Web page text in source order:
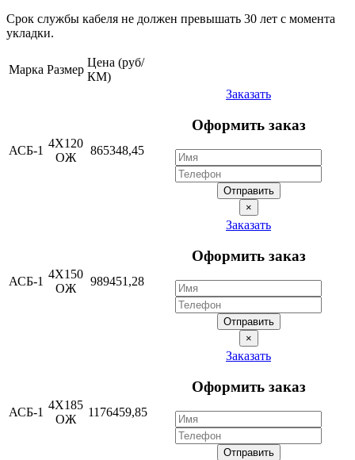
Срок службы кабеля не должен превышать 30 лет с момента
укладки.
Марка Размер
Цена (руб/
КМ)
АСБ-1
4Х120
ОЖ
865348,45
Заказать
Оформить заказ
Отправить
×
АСБ-1
4Х150
ОЖ
989451,28
Заказать
Оформить заказ
Отправить
×
АСБ-1
4Х185
ОЖ
1176459,85
Заказать
Оформить заказ
Отправить